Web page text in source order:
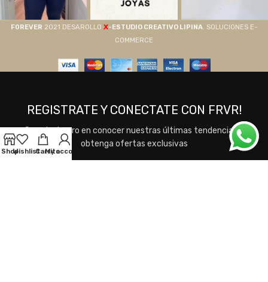
F0REVER 2021 DESAROLLO X-ESTUDIO CREATIVO LIPINA. SOLUCIONES E-
COMMERCE
REGISTRATE Y CONECTATE CON FRVR!
Sea el primero en conocer nuestras últimas tendencias y
obtenga ofertas exclusivas
ShopWishlistCarrito
My account